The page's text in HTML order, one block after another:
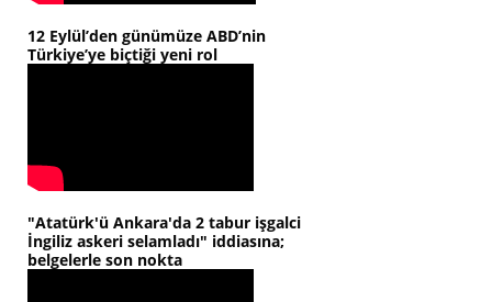
12 Eylül’den günümüze ABD’nin
Türkiye’ye biçtiği yeni rol
"Atatürk'ü Ankara'da 2 tabur işgalci
İngiliz askeri selamladı" iddiasına;
belgelerle son nokta